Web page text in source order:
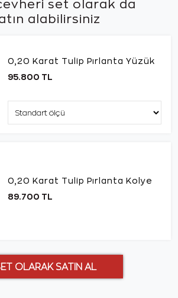
set olarak da
alabilirsiniz
0,20 Karat Tulip Pırlanta Yüzük
95.800 TL
0,20 Karat Tulip Pırlanta Kolye
89.700 TL